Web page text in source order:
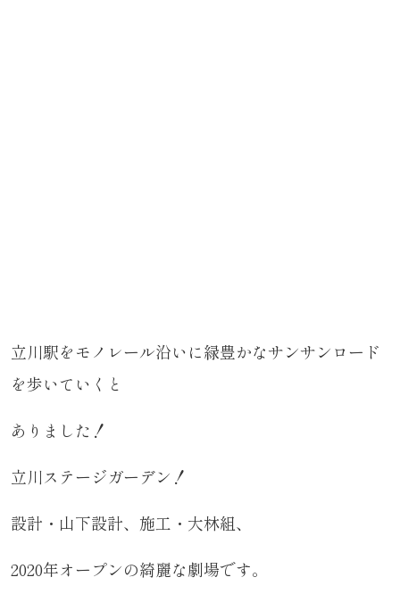
立川駅をモノレール沿いに緑豊かなサンサンロード
を歩いていくと
ありました！
立川ステージガーデン！
設計・山下設計、施工・大林組、
2020年オープンの綺麗な劇場です。